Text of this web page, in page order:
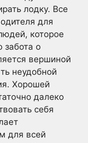
лодку. Все
для
которое
забота о
вершиной
неудобной
Хорошей
далеко
себя
для всей